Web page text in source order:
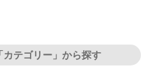
テゴリー」から探す